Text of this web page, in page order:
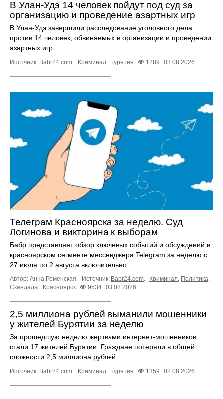
В Улан-Удэ 14 человек пойдут под суд за
организацию и проведение азартных игр
В Улан-Удэ завершили расследование уголовного дела
против 14 человек, обвиняемых в организации и проведении
азартных игр.
Источник: Babr24.com. Криминал Бурятия 1289 03.08.2026
Телеграм Красноярска за неделю. Суд
Логинова и викторина к выборам
Бабр представляет обзор ключевых событий и обсуждений в
красноярском сегменте мессенджера Telegram за неделю с
27 июля по 2 августа включительно.
Автор: Анна Роменская. Источник: Babr24.com Криминал Политика
Скандалы
Красноярск 9534 03.08.2026
2,5 миллиона рублей выманили мошенники
у жителей Бурятии за неделю
За прошедшую неделю жертвами интернет-мошенников
стали 17 жителей Бурятии. Граждане потеряли в общей
сложности 2,5 миллиона рублей.
Источник: Babr24.com. Криминал Бурятия 1359 02.08.2026